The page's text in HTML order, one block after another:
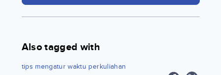
Also tagged with
tips mengatur waktu perkuliahan